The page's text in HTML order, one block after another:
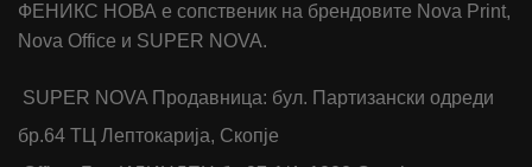
ФЕНИКС НОВА е сопственик на брендовите Nova Print,
Nova Office и SUPER NOVA.
SUPER NOVA Продавница: бул. Партизански одреди
бр.64 ТЦ Лептокарија, Скопје